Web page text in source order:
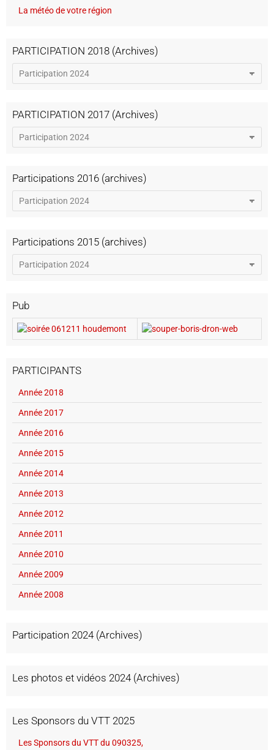
La météo de votre région
PARTICIPATION 2018 (Archives)
PARTICIPATION 2017 (Archives)
Participations 2016 (archives)
Participations 2015 (archives)
Pub
PARTICIPANTS
Année 2018
Année 2017
Année 2016
Année 2015
Année 2014
Année 2013
Année 2012
Année 2011
Année 2010
Année 2009
Année 2008
Participation 2024 (Archives)
Les photos et vidéos 2024 (Archives)
Les Sponsors du VTT 2025
Les Sponsors du VTT du 090325,